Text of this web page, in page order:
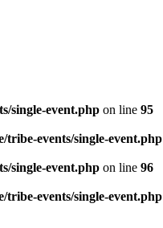
single-event.php on line 95
tribe-events/single-event.php
single-event.php on line 96
tribe-events/single-event.php